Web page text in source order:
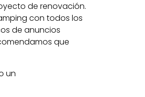
de renovación.
con todos los
de anuncios
que
un